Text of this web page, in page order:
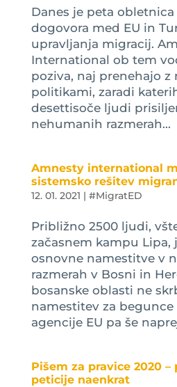
Danes je peta
dogovora med EU in
upravljanja migracij.
International ob tem
poziva, naj prenehajo
politikami, zaradi
desettisoče ljudi
nehumanih razmerah...
Amnesty international
sistemsko rešitev
12. 01. 2021 | #MigratED
Približno 2500 ljudi,
začasnem kampu Lipa,
osnovne namestitve v
razmerah v Bosni in
bosanske oblasti ne
namestitev za begunce
agencije EU pa še
Pišem za pravice 2020
peticije naenkrat